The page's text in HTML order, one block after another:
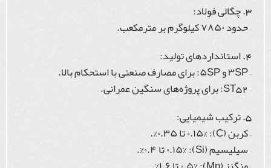
3. چگالی فولاد:
– حدود ۷۸۵۰ کیلوگرم بر مترمکعب.
4. استانداردهای تولید:
– ۳SP و ۵SP: برای مصارف صنعتی با استحکام بالا.
– ST52: برای پروژه‌های سنگین عمرانی.
5. ترکیب شیمیایی:
– کربن (C): ۰.۱۵% تا ۰.۳۵%.
– سیلیسیم (Si): ۰.۱۵% تا ۰.۴%.